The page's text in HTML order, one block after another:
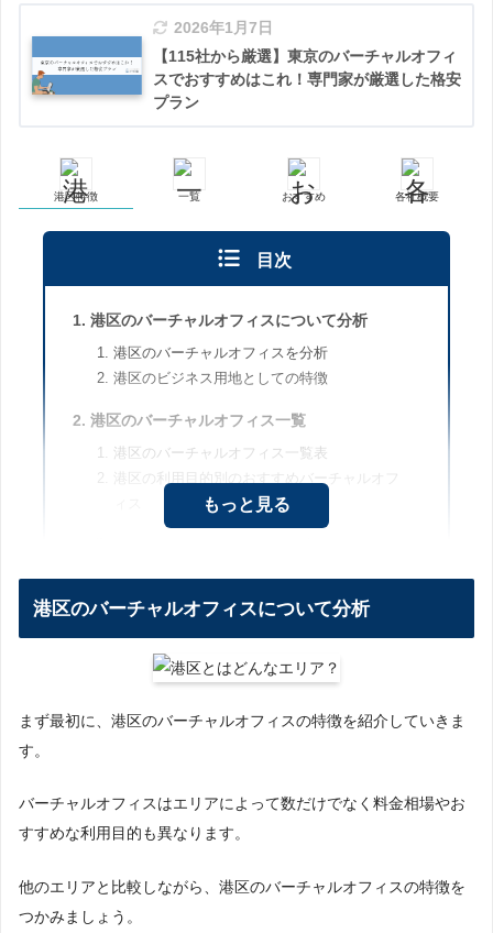
2026年1月7日
【115社から厳選】東京のバーチャルオフィ
スでおすすめはこれ！専門家が厳選した格安
プラン
港区特徴 一覧 おすすめ 各社概要
目次
港区のバーチャルオフィスについて分析
港区のバーチャルオフィスを分析
港区のビジネス用地としての特徴
港区のバーチャルオフィス一覧
港区のバーチャルオフィス一覧表
港区の利用目的別のおすすめバーチャルオフ
レゾナンス 浜松町本店/青山店
GMOオフィスサポート青山店
港区のワンストップビジネスセンター6店舗
ユナイテッドオフィス青山店/虎ノ門店
THE HUB
faro
BIZPORT（ビズポート）銀座
ハーバーズ 表参道
タピオカ
もっと見る
港区のバーチャルオフィスについて分析
まず最初に、港区のバーチャルオフィスの特徴を紹介していきま
す。
バーチャルオフィスはエリアによって数だけでなく料金相場やお
すすめな利用目的も異なります。
他のエリアと比較しながら、港区のバーチャルオフィスの特徴を
つかみましょう。